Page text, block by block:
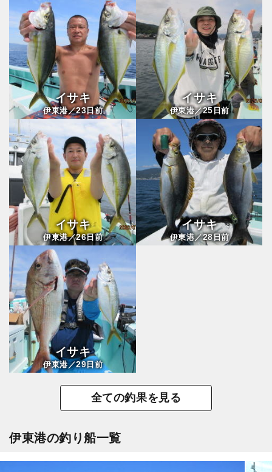
イサキ
伊東港／23日前
イサキ
伊東港／25 日前
イサキ
伊東港／26日前
イサキ
伊東港／28日前
イサキ
伊東港／29日前
全ての釣果を見る
伊東港の釣り船一覧